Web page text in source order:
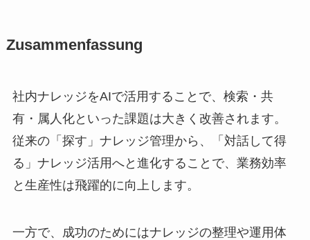
Zusammenfassung
社内ナレッジをAIで活用することで、検索・共
有・属人化といった課題は大きく改善されます。
従来の「探す」ナレッジ管理から、「対話して得
る」ナレッジ活用へと進化することで、業務効率
と生産性は飛躍的に向上します。
一方で、成功のためにはナレッジの整理や運用体